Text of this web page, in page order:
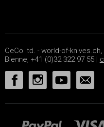
CeCo ltd. - world-of-
Bienne, +41 (0)32 322 97 55 |